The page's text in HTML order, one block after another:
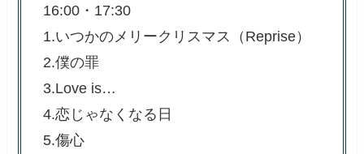
16:00・17:30
1.いつかのメリークリスマス（Reprise）
2.僕の罪
3.Love is…
4.恋じゃなくなる日
5.傷心